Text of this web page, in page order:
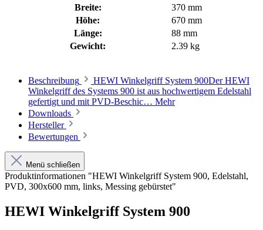
Breite:
370 mm
Höhe:
670 mm
Länge:
88 mm
Gewicht:
2.39 kg
Beschreibung
HEWI Winkelgriff System 900Der HEWI
Winkelgriff des Systems 900 ist aus hochwertigem Edelstahl
gefertigt und mit PVD-Beschic… Mehr
Downloads
Hersteller
Bewertungen
Menü schließen
Produktinformationen "HEWI Winkelgriff System 900, Edelstahl,
PVD, 300x600 mm, links, Messing gebürstet"
HEWI Winkelgriff System 900